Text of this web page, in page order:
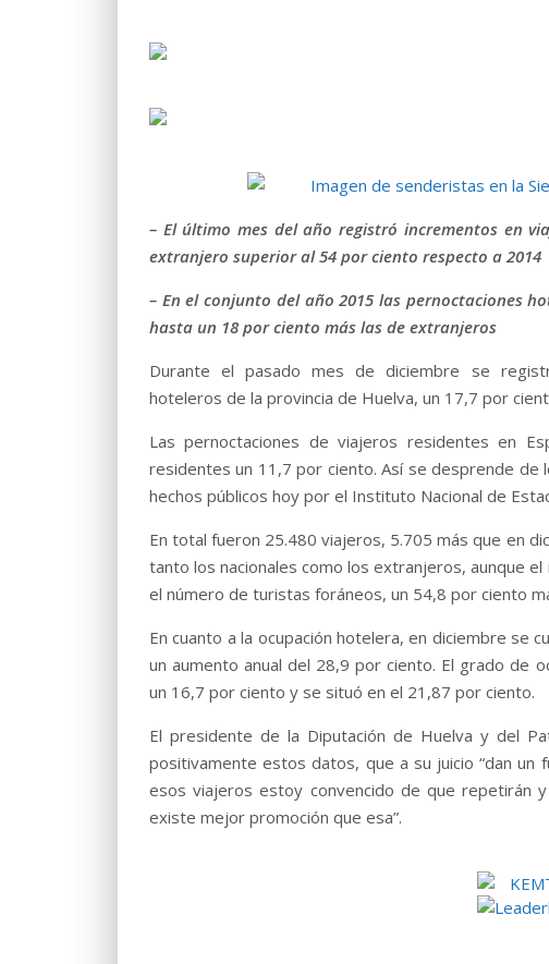
– El último mes del año registró incrementos en
extranjero superior al 54 por ciento respecto a 2014
– En el conjunto del año 2015 las pernoctaciones
hasta un 18 por ciento más las de extranjeros
Durante el pasado mes de diciembre se
hoteleros de la provincia de Huelva, un 17,7 por
Las pernoctaciones de viajeros residentes en
residentes un 11,7 por ciento. Así se desprende de
hechos públicos hoy por el Instituto Nacional de
En total fueron 25.480 viajeros, 5.705 más que en
tanto los nacionales como los extranjeros, aunque
el número de turistas foráneos, un 54,8 por ciento
En cuanto a la ocupación hotelera, en diciembre se
un aumento anual del 28,9 por ciento. El grado de
un 16,7 por ciento y se situó en el 21,87 por ciento.
El presidente de la Diputación de Huelva y del
positivamente estos datos, que a su juicio “dan
esos viajeros estoy convencido de que repetirán
existe mejor promoción que esa”.